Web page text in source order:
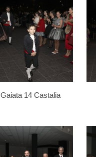
Gaiata 14 Castalia